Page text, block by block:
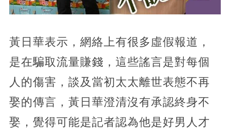
黃日華表示，網絡上有很多虛假報道，
是在騙取流量賺錢，這些謠言是對每個
人的傷害，談及當初太太離世表態不再
娶的傳言，黃日華澄清沒有承認終身不
娶，覺得可能是記者認為他是好男人才